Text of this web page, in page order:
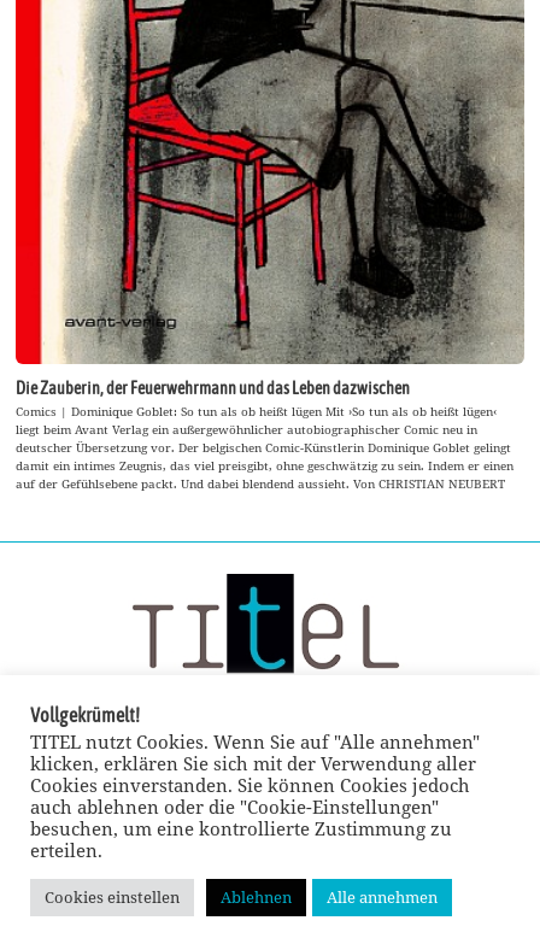
Die Zauberin, der Feuerwehrmann und das Leben dazwischen
Comics | Dominique Goblet: So tun als ob heißt lügen Mit ›So tun als ob heißt lügen‹
liegt beim Avant Verlag ein außergewöhnlicher autobiographischer Comic neu in
deutscher Übersetzung vor. Der belgischen Comic-Künstlerin Dominique Goblet gelingt
damit ein intimes Zeugnis, das viel preisgibt, ohne geschwätzig zu sein. Indem er einen
auf der Gefühlsebene packt. Und dabei blendend aussieht. Von CHRISTIAN NEUBERT
© TITEL kulturmagazin 2022
Vollgekrümelt!
TITEL nutzt Cookies. Wenn Sie auf "Alle annehmen"
klicken, erklären Sie sich mit der Verwendung aller
Cookies einverstanden. Sie können Cookies jedoch
auch ablehnen oder die "Cookie-Einstellungen"
besuchen, um eine kontrollierte Zustimmung zu
erteilen.
Cookies einstellen Ablehnen Alle annehmen